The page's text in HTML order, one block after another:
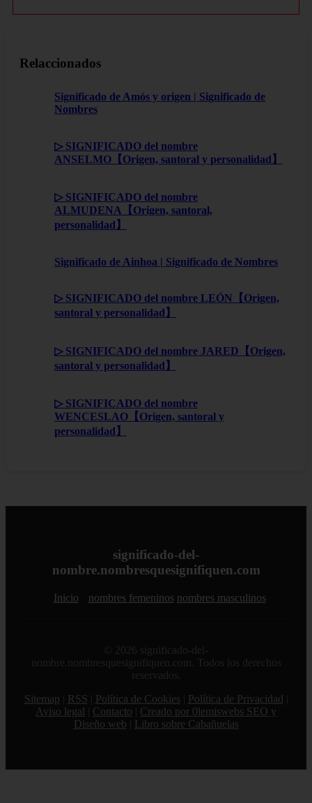
Relaccionados
Significado de Amós y origen | Significado de
Nombres
▷ SIGNIFICADO del nombre
ANSELMO【Origen, santoral y personalidad】
▷ SIGNIFICADO del nombre
ALMUDENA【Origen, santoral,
personalidad】
Significado de Ainhoa | Significado de Nombres
▷ SIGNIFICADO del nombre LEÓN【Origen,
santoral y personalidad】
▷ SIGNIFICADO del nombre JARED【Origen,
santoral y personalidad】
▷ SIGNIFICADO del nombre
WENCESLAO【Origen, santoral y
personalidad】
significado-del-
nombre.nombresquesignifiquen.com
Inicio nombres femeninos nombres masculinos
© 2026 significado-del-
nombre.nombresquesignifiquen.com. Todos los derechos
reservados.
Sitemap
RSS Política de Cookies Política de Privacidad
Aviso legal
Contacto
Creado por 0lemiswebs SEO y
Diseño web
Libro sobre Cabañuelas